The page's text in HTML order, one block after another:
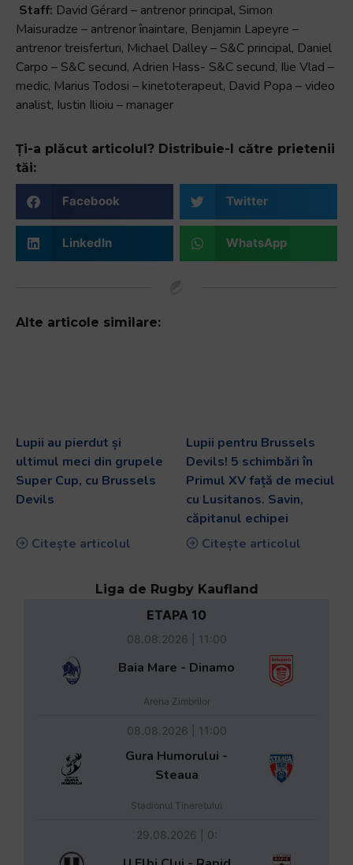
Staff: David Gérard – antrenor principal, Simon
Maisuradze – antrenor înaintare, Benjamin Lapeyre –
antrenor treisferturi, Michael Dalley – S&C principal, Daniel
Carpo – S&C secund, Adrien Hass- S&C secund, Ilie Vlad –
medic, Marius Todosi – kinetoterapeut, David Popa – video
analist, Iustin Ilioiu – manager
Ți-a plăcut articolul? Distribuie-l către prietenii
tăi:
Facebook Twitter
LinkedIn WhatsApp
Alte articole similare:
Lupii au pierdut și
ultimul meci din grupele
Super Cup, cu Brussels
Devils
Citește articolul
Lupii pentru Brussels
Devils! 5 schimbări în
Primul XV față de meciul
cu Lusitanos. Savin,
căpitanul echipei
Citește articolul
Liga de Rugby Kaufland
ETAPA 10
08.08.2026 | 11:00
Baia Mare - Dinamo
Arena Zimbrilor
08.08.2026 | 11:00
Gura Humorului -
Steaua
Stadionul Tineretului
29.08.2026 | 0: